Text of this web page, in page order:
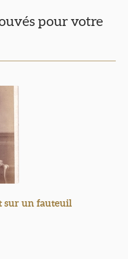
pour votre
sur un fauteuil